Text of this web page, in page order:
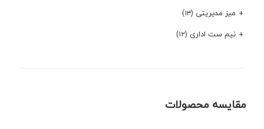
میز مدیریتی (۱۳)
نیم ست اداری (۱۲)
مقایسه محصولات